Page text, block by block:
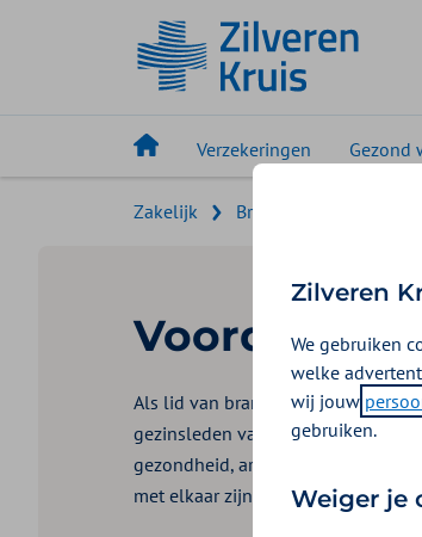
Verzekeringen Gezond
Zakelijk Branche-organisaties
Voordelen
Als lid van branchevereniging
gezinsleden van uitgebreide
gezondheid,
met elkaar zijn verbonden.
Zilveren
We gebruiken
welke
wij jouw
gebruiken.
Weiger je